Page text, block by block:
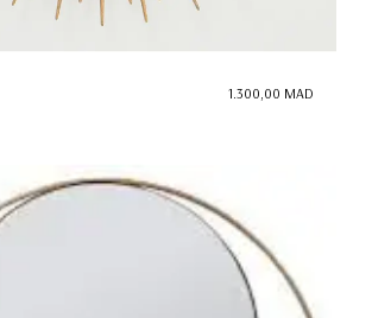
1.300,00 MAD